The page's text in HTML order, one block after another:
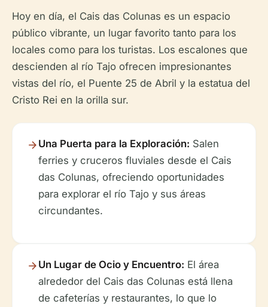
Hoy en día, el Cais das Colunas es un espacio
público vibrante, un lugar favorito tanto para los
locales como para los turistas. Los escalones que
descienden al río Tajo ofrecen impresionantes
vistas del río, el Puente 25 de Abril y la estatua del
Cristo Rei en la orilla sur.
Una Puerta para la Exploración: Salen
ferries y cruceros fluviales desde el Cais
das Colunas, ofreciendo oportunidades
para explorar el río Tajo y sus áreas
circundantes.
Un Lugar de Ocio y Encuentro: El área
alrededor del Cais das Colunas está llena
de cafeterías y restaurantes, lo que lo